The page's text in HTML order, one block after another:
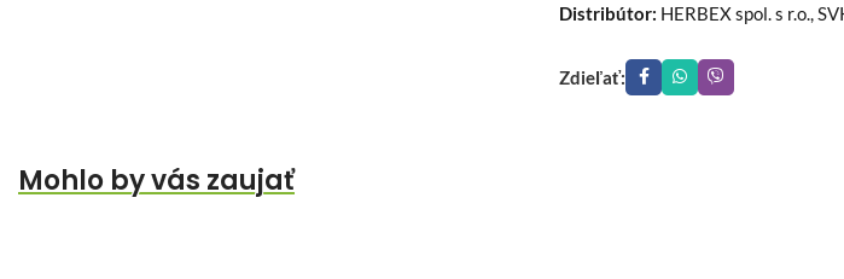
Distribútor: HERBEX spol. s r.o.,
Zdieľať:
Mohlo by vás zaujať